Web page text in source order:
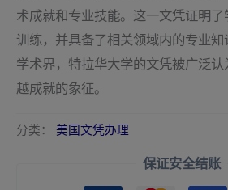
术成就和专业技能。这一文凭证明
训练，并具备了相关领域内的专业
学术界，特拉华大学的文凭被广泛
越成就的象征。
分类： 美国文凭办理
保证安全结账